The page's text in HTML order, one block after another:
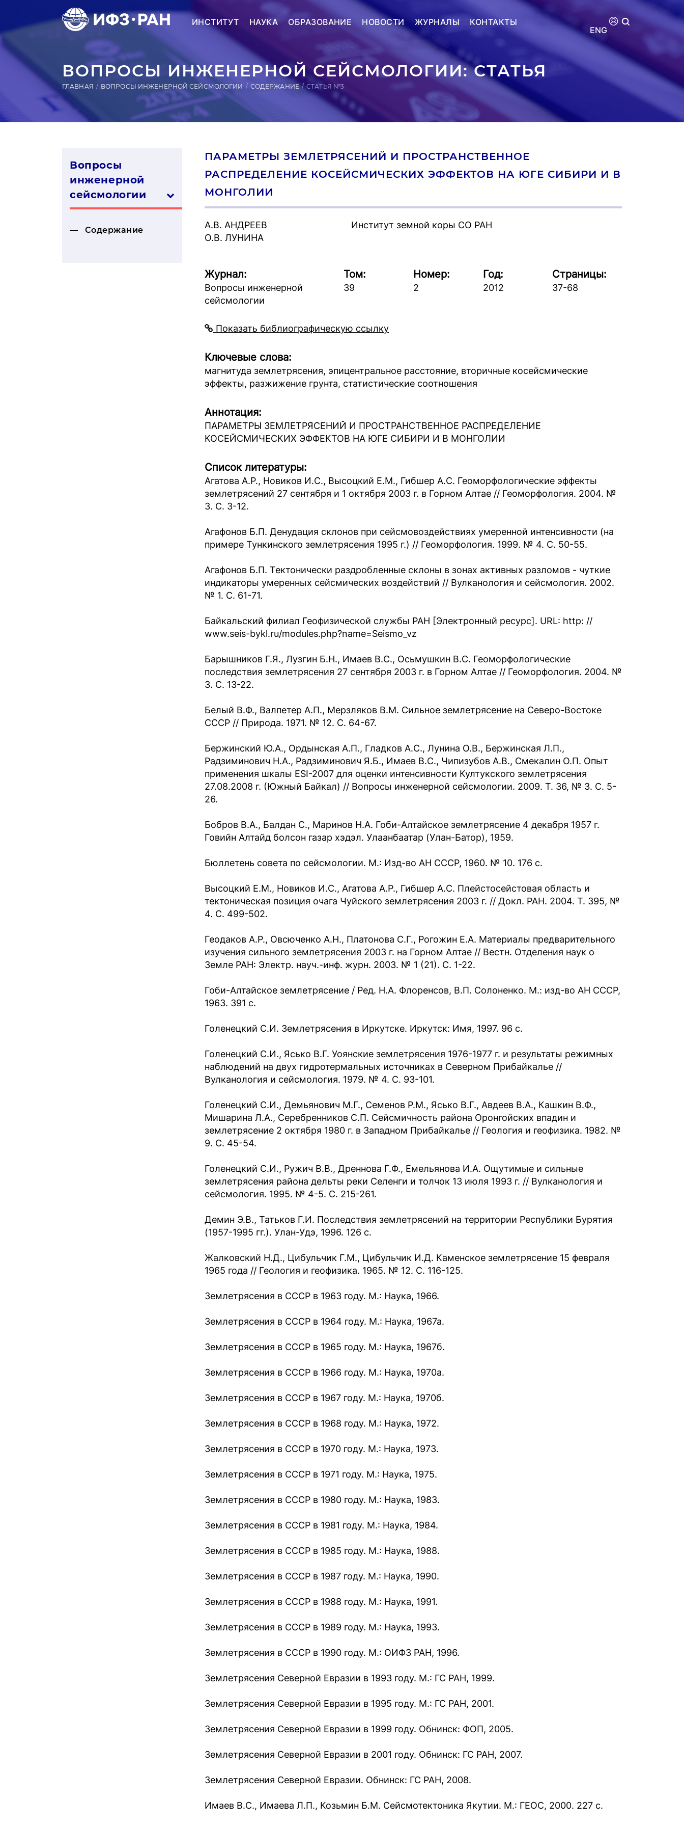
ИНСТИТУТ НАУКА ОБРАЗОВАНИЕ НОВОСТИ ЖУРНАЛЫ
КОНТАКТЫ
ENG
ВОПРОСЫ ИНЖЕНЕРНОЙ СЕЙСМОЛОГИИ: СТАТЬЯ
ГЛАВНАЯ ВОПРОСЫ ИНЖЕНЕРНОЙ СЕЙСМОЛОГИИ СОДЕРЖАНИЕ СТАТЬЯ №3
Вопросы
инженерной
сей­смо­логии
Содержание
ПАРАМЕТРЫ ЗЕМЛЕТРЯСЕНИЙ И ПРОСТРАНСТВЕННОЕ
РАСПРЕДЕЛЕНИЕ КОСЕЙСМИЧЕСКИХ ЭФФЕКТОВ НА ЮГЕ СИБИРИ И В
МОНГОЛИИ
А.В. АНДРЕЕВ
О.В. ЛУНИНА
Институт земной коры СО РАН
Журнал:
Вопросы инженерной
сейсмологии
Том:
39
Номер:
2
Год:
2012
Страницы:
37-68
Показать библиографическую ссылку
Ключевые слова:
магнитуда землетрясения, эпицентральное расстояние, вторичные косейсмические
эффекты, разжижение грунта, статистические соотношения
Аннотация:
ПАРАМЕТРЫ ЗЕМЛЕТРЯСЕНИЙ И ПРОСТРАНСТВЕННОЕ РАСПРЕДЕЛЕНИЕ
КОСЕЙСМИЧЕСКИХ ЭФФЕКТОВ НА ЮГЕ СИБИРИ И В МОНГОЛИИ
Список литературы:
Агатова А.Р., Новиков И.С., Высоцкий Е.М., Гибшер А.С. Геоморфологические эффекты
землетрясений 27 сентября и 1 октября 2003 г. в Горном Алтае // Геоморфология. 2004. №
3. С. 3-12.
Агафонов Б.П. Денудация склонов при сейсмовоздействиях умеренной интенсивности (на
примере Тункинского землетрясения 1995 г.) // Геоморфология. 1999. № 4. С. 50-55.
Агафонов Б.П. Тектонически раздробленные склоны в зонах активных разломов - чуткие
индикаторы умеренных сейсмических воздействий // Вулканология и сейсмология. 2002.
№ 1. С. 61-71.
Байкальский филиал Геофизической службы РАН [Электронный ресурс]. URL: http: //
www.seis-bykl.ru/modules.php?name=Seismo_vz
Барышников Г.Я., Лузгин Б.Н., Имаев В.С., Осьмушкин В.С. Геоморфологические
последствия землетрясения 27 сентября 2003 г. в Горном Алтае // Геоморфология. 2004. №
3. С. 13-22.
Белый В.Ф., Валпетер А.П., Мерзляков В.М. Сильное землетрясение на Северо-Востоке
СССР // Природа. 1971. № 12. С. 64-67.
Бержинский Ю.А., Ордынская А.П., Гладков А.С., Лунина О.В., Бержинская Л.П.,
Радзиминович Н.А., Радзиминович Я.Б., Имаев В.С., Чипизубов А.В., Смекалин О.П. Опыт
применения шкалы ESI-2007 для оценки интенсивности Култукского землетрясения
27.08.2008 г. (Южный Байкал) // Вопросы инженерной сейсмологии. 2009. Т. 36, № 3. С. 5-
26.
Бобров В.А., Балдан С., Маринов Н.А. Гоби-Алтайское землетрясение 4 декабря 1957 г.
Говийн Алтайд болсон газар хэдэл. Улаанбаатар (Улан-Батор), 1959.
Бюллетень совета по сейсмологии. М.: Изд-во АН СССР, 1960. № 10. 176 с.
Высоцкий Е.М., Новиков И.С., Агатова А.Р., Гибшер А.С. Плейстосейстовая область и
тектоническая позиция очага Чуйского землетрясения 2003 г. // Докл. РАН. 2004. Т. 395, №
4. С. 499-502.
Геодаков А.Р., Овсюченко А.Н., Платонова С.Г., Рогожин Е.А. Материалы предварительного
изучения сильного землетрясения 2003 г. на Горном Алтае // Вестн. Отделения наук о
Земле РАН: Электр. науч.-инф. журн. 2003. № 1 (21). С. 1-22.
Гоби-Алтайское землетрясение / Ред. Н.А. Флоренсов, В.П. Солоненко. М.: изд-во АН СССР,
1963. 391 с.
Голенецкий С.И. Землетрясения в Иркутске. Иркутск: Имя, 1997. 96 с.
Голенецкий С.И., Ясько В.Г. Уоянские землетрясения 1976-1977 г. и результаты режимных
наблюдений на двух гидротермальных источниках в Северном Прибайкалье //
Вулканология и сейсмология. 1979. № 4. С. 93-101.
Голенецкий С.И., Демьянович М.Г., Семенов Р.М., Ясько В.Г., Авдеев В.А., Кашкин В.Ф.,
Мишарина Л.А., Серебренников С.П. Сейсмичность района Оронгойских впадин и
землетрясение 2 октября 1980 г. в Западном Прибайкалье // Геология и геофизика. 1982. №
9. С. 45-54.
Голенецкий С.И., Ружич В.В., Дреннова Г.Ф., Емельянова И.А. Ощутимые и сильные
землетрясения района дельты реки Селенги и толчок 13 июля 1993 г. // Вулканология и
сейсмология. 1995. № 4-5. С. 215-261.
Демин Э.В., Татьков Г.И. Последствия землетрясений на территории Республики Бурятия
(1957-1995 гг.). Улан-Удэ, 1996. 126 с.
Жалковский Н.Д., Цибульчик Г.М., Цибульчик И.Д. Каменское землетрясение 15 февраля
1965 года // Геология и геофизика. 1965. № 12. С. 116-125.
Землетрясения в СССР в 1963 году. М.: Наука, 1966.
Землетрясения в СССР в 1964 году. М.: Наука, 1967а.
Землетрясения в СССР в 1965 году. М.: Наука, 1967б.
Землетрясения в СССР в 1966 году. М.: Наука, 1970а.
Землетрясения в СССР в 1967 году. М.: Наука, 1970б.
Землетрясения в СССР в 1968 году. М.: Наука, 1972.
Землетрясения в СССР в 1970 году. М.: Наука, 1973.
Землетрясения в СССР в 1971 году. М.: Наука, 1975.
Землетрясения в СССР в 1980 году. М.: Наука, 1983.
Землетрясения в СССР в 1981 году. М.: Наука, 1984.
Землетрясения в СССР в 1985 году. М.: Наука, 1988.
Землетрясения в СССР в 1987 году. М.: Наука, 1990.
Землетрясения в СССР в 1988 году. М.: Наука, 1991.
Землетрясения в СССР в 1989 году. М.: Наука, 1993.
Землетрясения в СССР в 1990 году. М.: ОИФЗ РАН, 1996.
Землетрясения Северной Евразии в 1993 году. М.: ГС РАН, 1999.
Землетрясения Северной Евразии в 1995 году. М.: ГС РАН, 2001.
Землетрясения Северной Евразии в 1999 году. Обнинск: ФОП, 2005.
Землетрясения Северной Евразии в 2001 году. Обнинск: ГС РАН, 2007.
Землетрясения Северной Евразии. Обнинск: ГС РАН, 2008.
Имаев В.С., Имаева Л.П., Козьмин Б.М. Сейсмотектоника Якутии. М.: ГЕОС, 2000. 227 с.